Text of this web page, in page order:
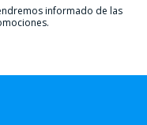
informado de las